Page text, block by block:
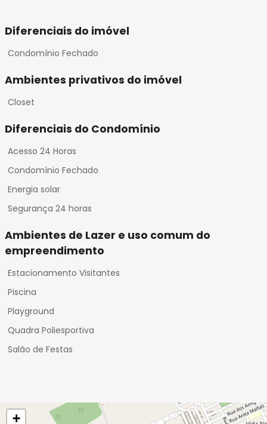
Diferenciais do imóvel
Condomínio Fechado
Ambientes privativos do imóvel
Closet
Diferenciais do Condomínio
Acesso 24 Horas
Condomínio Fechado
Energia solar
Segurança 24 horas
Ambientes de Lazer e uso comum do
empreendimento
Estacionamento Visitantes
Piscina
Playground
Quadra Poliesportiva
Salão de Festas
+